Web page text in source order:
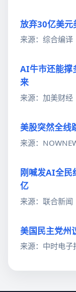
放弃30亿美元
来源：综合编译
AI牛市还能撑
来
来源：加美财经
美股突然全线
来源：
刚喊发AI全民
亿
来源：联合新闻
美国民主党州
来源：中时电子